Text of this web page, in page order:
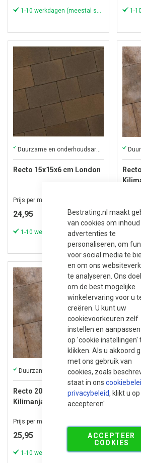
Bestrating.nl maakt
van cookies om inhoud
advertenties te
personaliseren, om
voor social media te
en om ons
te analyseren. Ons
om de best mogelijke
winkelervaring voor u
creëren. U kunt uw
cookievoorkeuren zelf
instellen en
op 'cookie instellingen'
klikken. Als u akkoord
met ons gebruik van
cookies, zoals
staat in ons
privacybeleid, klikt u
accepteren'
ACCEPTEER
COOKIES
1-10 werkdagen (meestal sneller)
Duurzame en onderhoudsarme klinker met een verfijnde uitstraling.
Recto 15x15x6 cm London
Prijs per m²
24,95
1-10 werkdagen (meestal sneller)
Duurzame betonklinker met een verfijnde afwerking.
Recto 20x30x6 cm
Kilimanjaro
Prijs per m²
25,95
1-10 werkdagen (meestal sneller)
25,95